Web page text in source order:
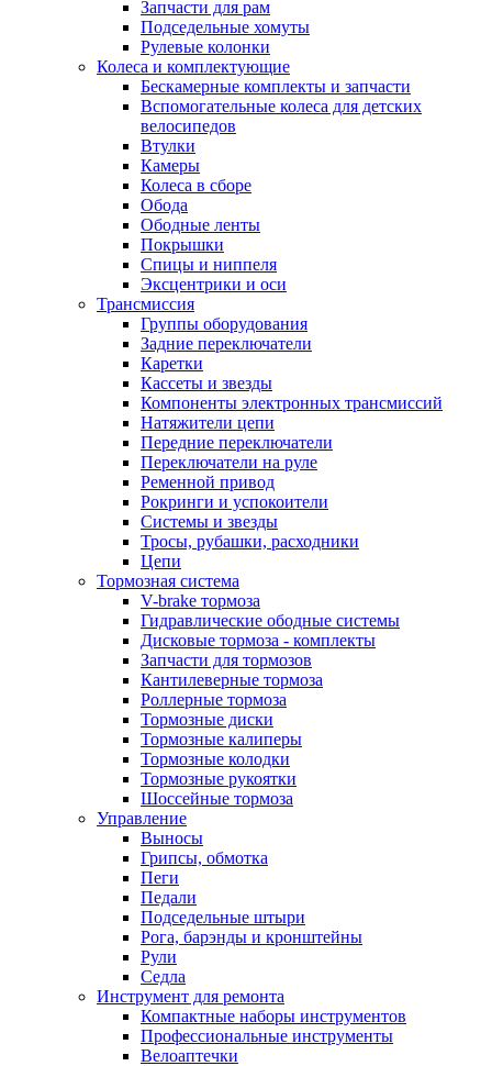
Запчасти для рам
Подседельные хомуты
Рулевые колонки
Колеса и комплектующие
Бескамерные комплекты и запчасти
Вспомогательные колеса для детских
велосипедов
Втулки
Камеры
Колеса в сборе
Обода
Ободные ленты
Покрышки
Спицы и ниппеля
Эксцентрики и оси
Трансмиссия
Группы оборудования
Задние переключатели
Каретки
Кассеты и звезды
Компоненты электронных трансмиссий
Натяжители цепи
Передние переключатели
Переключатели на руле
Ременной привод
Рокринги и успокоители
Системы и звезды
Тросы, рубашки, расходники
Цепи
Тормозная система
V-brake тормоза
Гидравлические ободные системы
Дисковые тормоза - комплекты
Запчасти для тормозов
Кантилеверные тормоза
Роллерные тормоза
Тормозные диски
Тормозные калиперы
Тормозные колодки
Тормозные рукоятки
Шоссейные тормоза
Управление
Выносы
Грипсы, обмотка
Пеги
Педали
Подседельные штыри
Рога, барэнды и кронштейны
Рули
Седла
Инструмент для ремонта
Компактные наборы инструментов
Профессиональные инструменты
Велоаптечки